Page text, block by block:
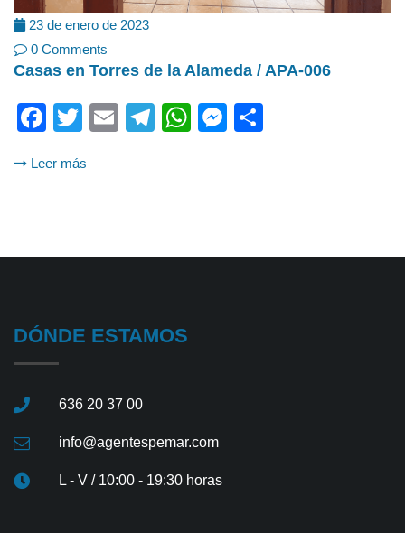
23 de enero de 2023
0 Comments
Casas en Torres de la Alameda / APA-006
Facebook
Twitter
EmailTelegram
WhatsApp
Messenger
Leer más
DÓNDE ESTAMOS
636 20 37 00
info@agentespemar.com
L - V / 10:00 - 19:30 horas